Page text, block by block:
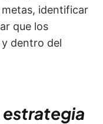
identificar
que los
dentro del
estrategia